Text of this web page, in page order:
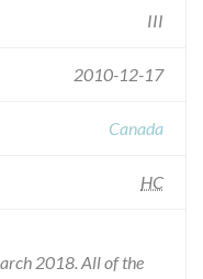
III
2010-12-17
Canada
HC
2018. All of the